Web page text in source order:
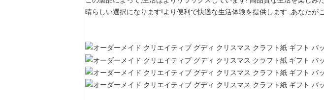
晴らしい選択になります!より便利で快適な生活体験を提供します.,あなたが